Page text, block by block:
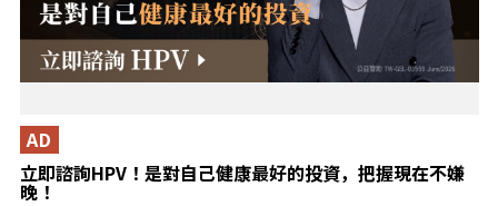
立即諮詢HPV！是對自己健康最好的投資，把握現在不嫌
晚！
AD